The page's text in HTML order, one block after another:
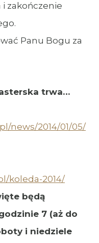
i zakończenie
Panu Bogu za
trwa…
news/2014/01/05/
koleda-2014/
będą
7 (aż do
i niedziele